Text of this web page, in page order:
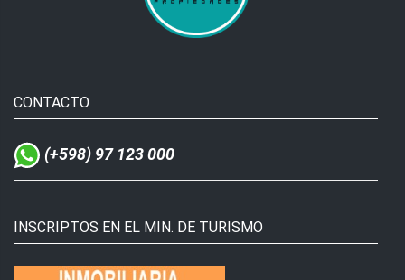
CONTACTO
(+598) 97 123 000
INSCRIPTOS EN EL MIN. DE TURISMO